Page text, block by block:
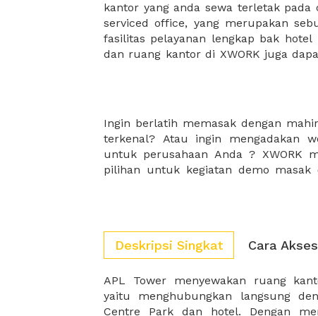
kantor yang anda sewa terletak pada
serviced office, yang merupakan
fasilitas pelayanan lengkap bak
dan ruang kantor di XWORK juga
kantor Anda, semuanya akan
kantor terbaik Anda, dan juga sewa
Ingin berlatih memasak dengan
terkenal? Atau ingin mengadakan
untuk perusahaan Anda ? XWORK
pilihan untuk kegiatan demo masak
dan fasilitas terlengkap. Selain itu
sudah pasti aman untuk
Deskripsi Singkat Cara Akses
APL Tower menyewakan ruang
yaitu menghubungkan langsung
Centre Park dan hotel. Dengan
modern, APL Tower